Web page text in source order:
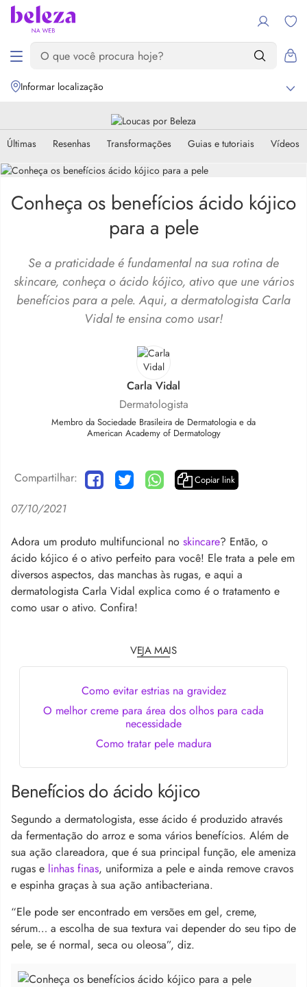
Informar localização
Últimas Resenhas Transformações Guias e tutoriais Vídeos
Conheça os benefícios ácido kójico
para a pele
Se a praticidade é fundamental na sua rotina de
skincare, conheça o ácido kójico, ativo que une vários
benefícios para a pele. Aqui, a dermatologista Carla
Vidal te ensina como usar!
Carla Vidal
Dermatologista
Membro da Sociedade Brasileira de Dermatologia e da
American Academy of Dermatology
Compartilhar: Copiar link
07/10/2021
Adora um produto multifuncional no skincare? Então, o
ácido kójico é o ativo perfeito para você! Ele trata a pele em
diversos aspectos, das manchas às rugas, e aqui a
dermatologista Carla Vidal explica como é o tratamento e
como usar o ativo. Confira!
VEJA MAIS
Como evitar estrias na gravidez
O melhor creme para área dos olhos para cada
necessidade
Como tratar pele madura
Benefícios do ácido kójico
Segundo a dermatologista, esse ácido é produzido através
da fermentação do arroz e soma vários benefícios. Além de
sua ação clareadora, que é sua principal função, ele ameniza
rugas e linhas finas, uniformiza a pele e ainda remove cravos
e espinha graças à sua ação antibacteriana.
“Ele pode ser encontrado em versões em gel, creme,
sérum… a escolha de sua textura vai depender do seu tipo de
pele, se é normal, seca ou oleosa”, diz.